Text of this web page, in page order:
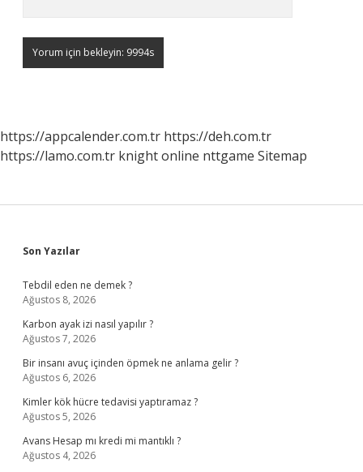
https://appcalender.com.tr https://deh.com.tr
https://lamo.com.tr knight online nttgame Sitemap
Sidebar
Son Yazılar
Tebdil eden ne demek ?
Ağustos 8, 2026
Karbon ayak izi nasıl yapılır ?
Ağustos 7, 2026
Bir insanı avuç içinden öpmek ne anlama gelir ?
Ağustos 6, 2026
Kimler kök hücre tedavisi yaptıramaz ?
Ağustos 5, 2026
Avans Hesap mı kredi mi mantıklı ?
Ağustos 4, 2026